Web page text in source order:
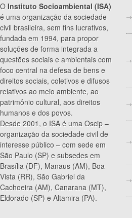
O Instituto Socioambiental (ISA)
é uma organização da sociedade
civil brasileira, sem fins lucrativos,
fundada em 1994, para propor
soluções de forma integrada a
questões sociais e ambientais com
foco central na defesa de bens e
direitos sociais, coletivos e difusos
relativos ao meio ambiente, ao
patrimônio cultural, aos direitos
humanos e dos povos.
Desde 2001, o ISA é uma Oscip –
organização da sociedade civil de
interesse público – com sede em
São Paulo (SP) e subsedes em
Brasília (DF), Manaus (AM), Boa
Vista (RR), São Gabriel da
Cachoeira (AM), Canarana (MT),
Eldorado (SP) e Altamira (PA).